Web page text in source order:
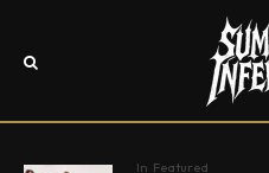
In Featured